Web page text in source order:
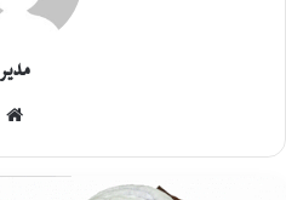
مدیر